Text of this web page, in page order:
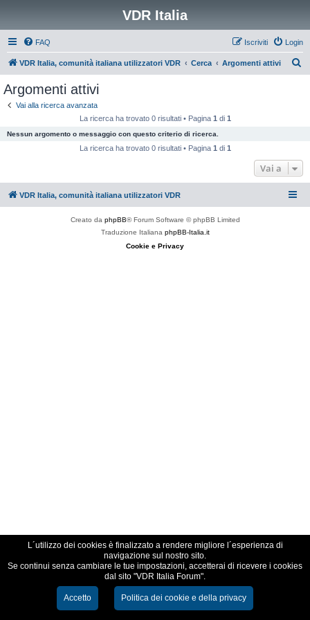
VDR Italia
FAQ Login
Iscriviti
VDR Italia, comunità italiana utilizzatori VDR Cerca Argomenti attivi
Argomenti attivi
Vai alla ricerca avanzata
La ricerca ha trovato 0 risultati • Pagina 1 di 1
Nessun argomento o messaggio con questo criterio di ricerca.
La ricerca ha trovato 0 risultati • Pagina 1 di 1
Vai a
VDR Italia, comunità italiana utilizzatori VDR
Creato da phpBB® Forum Software © phpBB Limited
Traduzione Italiana phpBB-Italia.it
Cookie e Privacy
L´utilizzo dei cookies è finalizzato a rendere migliore l´esperienza di
navigazione sul nostro sito.
Se continui senza cambiare le tue impostazioni, accetterai di ricevere i cookies
dal sito "VDR Italia Forum".
Accetto Politica dei cookie e della privacy